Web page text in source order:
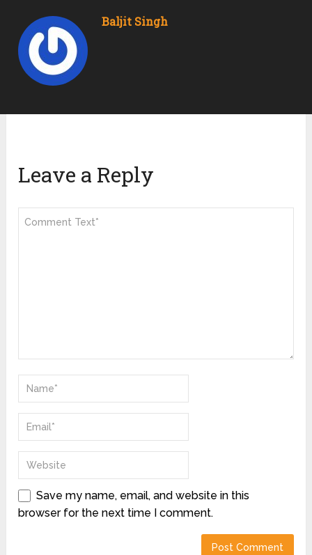
Baljit Singh
Leave a Reply
Save my name, email, and website in this
browser for the next time I comment.